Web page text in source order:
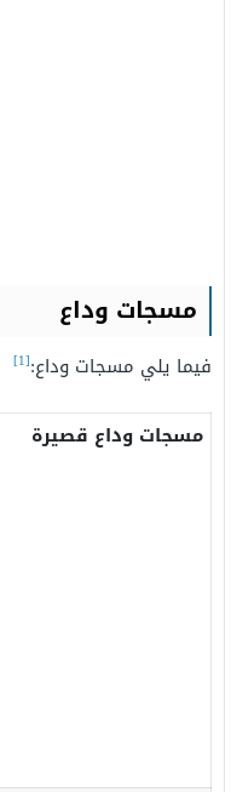
مسجات وداع
فيما يلي مسجات وداع:[1]
مسجات وداع قصيرة